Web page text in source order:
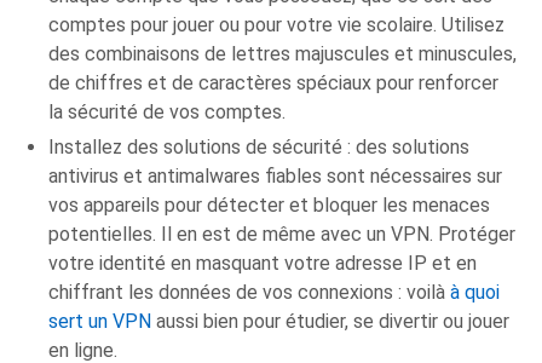
comptes pour jouer ou pour votre vie scolaire. Utilisez
des combinaisons de lettres majuscules et minuscules,
de chiffres et de caractères spéciaux pour renforcer
la sécurité de vos comptes.
Installez des solutions de sécurité : des solutions
antivirus et antimalwares fiables sont nécessaires sur
vos appareils pour détecter et bloquer les menaces
potentielles. Il en est de même avec un VPN. Protéger
votre identité en masquant votre adresse IP et en
chiffrant les données de vos connexions : voilàà quoi
sert un VPN aussi bien pour étudier, se divertir ou jouer
en ligne.